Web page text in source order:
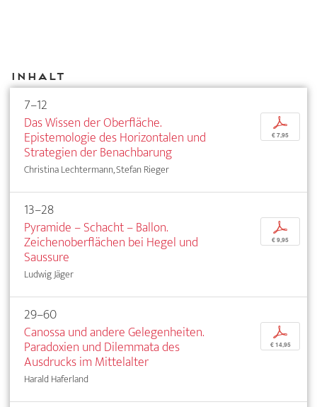
Inhalt
7–12
Das Wissen der Oberfläche.
Epistemologie des Horizontalen und
Strategien der Benachbarung
Christina Lechtermann, Stefan Rieger
p
€ 7,95
13–28
Pyramide – Schacht – Ballon.
Zeichenoberflächen bei Hegel und
Saussure
Ludwig Jäger
p
€ 9,95
29–60
Canossa und andere Gelegenheiten.
Paradoxien und Dilemmata des
Ausdrucks im Mittelalter
Harald Haferland
p
€ 14,95